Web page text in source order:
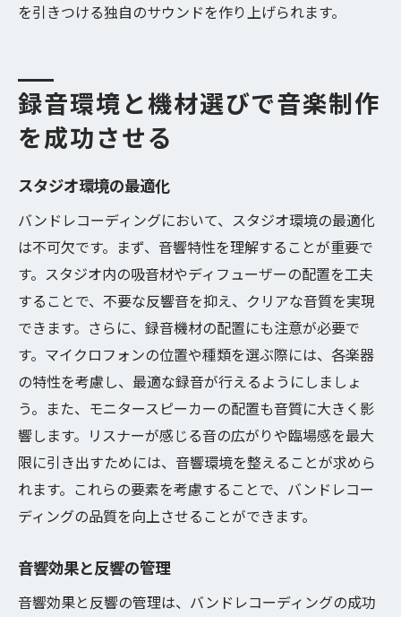
を引きつける独自のサウンドを作り上げられます。
録音環境と機材選びで音楽制作
を成功させる
スタジオ環境の最適化
バンドレコーディングにおいて、スタジオ環境の最適化
は不可欠です。まず、音響特性を理解することが重要で
す。スタジオ内の吸音材やディフューザーの配置を工夫
することで、不要な反響音を抑え、クリアな音質を実現
できます。さらに、録音機材の配置にも注意が必要で
す。マイクロフォンの位置や種類を選ぶ際には、各楽器
の特性を考慮し、最適な録音が行えるようにしましょ
う。また、モニタースピーカーの配置も音質に大きく影
響します。リスナーが感じる音の広がりや臨場感を最大
限に引き出すためには、音響環境を整えることが求めら
れます。これらの要素を考慮することで、バンドレコー
ディングの品質を向上させることができます。
音響効果と反響の管理
音響効果と反響の管理は、バンドレコーディングの成功